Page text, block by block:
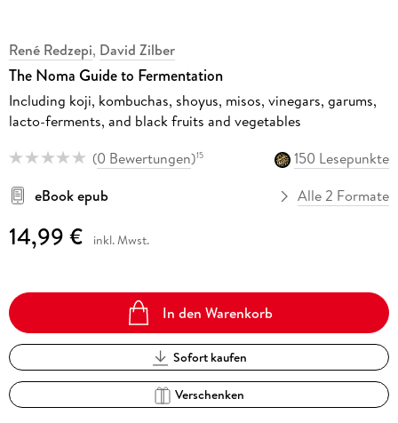
René Redzepi, David Zilber
The Noma Guide to Fermentation
Including koji, kombuchas, shoyus, misos, vinegars, garums,
lacto-ferments, and black fruits and vegetables
(0 Bewertungen)15
150 Lesepunkte
eBook epub
Alle 2 Formate
14,99 € inkl. Mwst.
In den Warenkorb
Sofort kaufen
Verschenken